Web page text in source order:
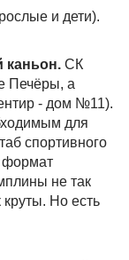
и дети).
каньон. СК
Печёры, а
- дом №11).
для
спортивного
формат
не так
Но есть